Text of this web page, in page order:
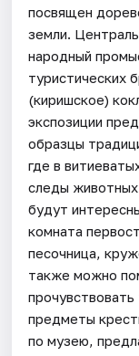
посвящен
земли.
народный
туристических
(киришское)
экспозиции
образцы
где в
следы
будут
комната
песочница,
также можно
предметы
по музею,